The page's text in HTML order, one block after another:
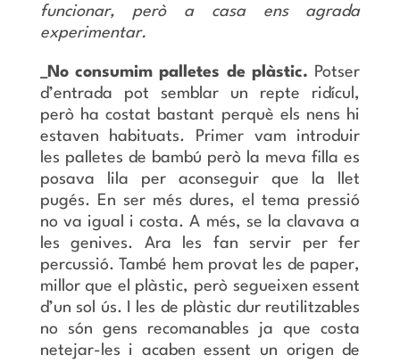
funcionar, però a casa ens agrada
experimentar.
_No consumim palletes de plàstic.
Potser
d’entrada pot semblar un repte ridícul,
però ha costat bastant perquè els nens hi
estaven habituats. Primer vam introduir
les palletes de bambú però la meva filla es
posava lila per aconseguir que la llet
pugés. En ser més dures, el tema pressió
no va igual i costa. A més, se la clavava a
les genives. Ara les fan servir per fer
percussió. També hem provat les de paper,
millor que el plàstic, però segueixen essent
d’un sol ús. I les de plàstic dur reutilitzables
no són gens recomanables ja que costa
netejar-les i acaben essent un origen de